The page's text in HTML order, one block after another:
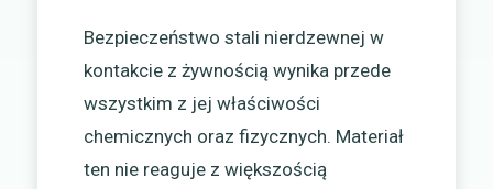
Bezpieczeństwo stali nierdzewnej w
kontakcie z żywnością wynika przede
wszystkim z jej właściwości
chemicznych oraz fizycznych. Materiał
ten nie reaguje z większością